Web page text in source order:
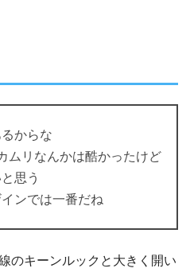
からな
ムリなんかは酷かったけど
思う
ンでは一番だね
のキーンルックと大きく開い